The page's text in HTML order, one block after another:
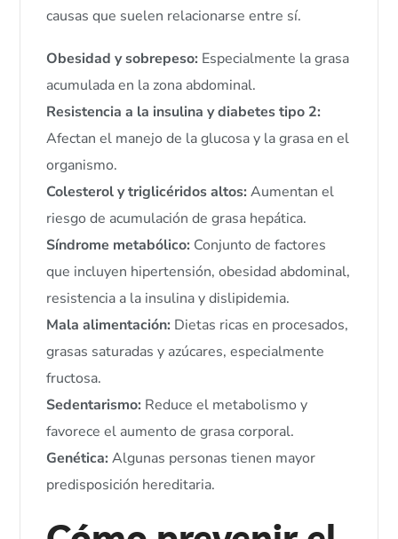
causas que suelen relacionarse entre sí.
Obesidad y sobrepeso: Especialmente la grasa
acumulada en la zona abdominal.
Resistencia a la insulina y diabetes tipo 2:
Afectan el manejo de la glucosa y la grasa en el
organismo.
Colesterol y triglicéridos altos: Aumentan el
riesgo de acumulación de grasa hepática.
Síndrome metabólico: Conjunto de factores
que incluyen hipertensión, obesidad abdominal,
resistencia a la insulina y dislipidemia.
Mala alimentación: Dietas ricas en procesados,
grasas saturadas y azúcares, especialmente
fructosa.
Sedentarismo: Reduce el metabolismo y
favorece el aumento de grasa corporal.
Genética: Algunas personas tienen mayor
predisposición hereditaria.